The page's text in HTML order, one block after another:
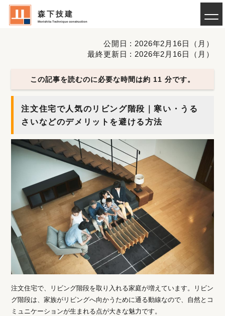
森下技建
Morishita Technique construction
公開日 : 2026年2月16日（月）
最終更新日 : 2026年2月16日（月）
この記事を読むのに必要な時間は約 11 分です。
注文住宅で人気のリビング階段｜寒い・うる
さいなどのデメリットを避ける方法
注文住宅で、リビング階段を取り入れる家庭が増えています。リビン
グ階段は、家族がリビングへ向かうために通る動線なので、自然とコ
ミュニケーションが生まれる点が大きな魅力です。